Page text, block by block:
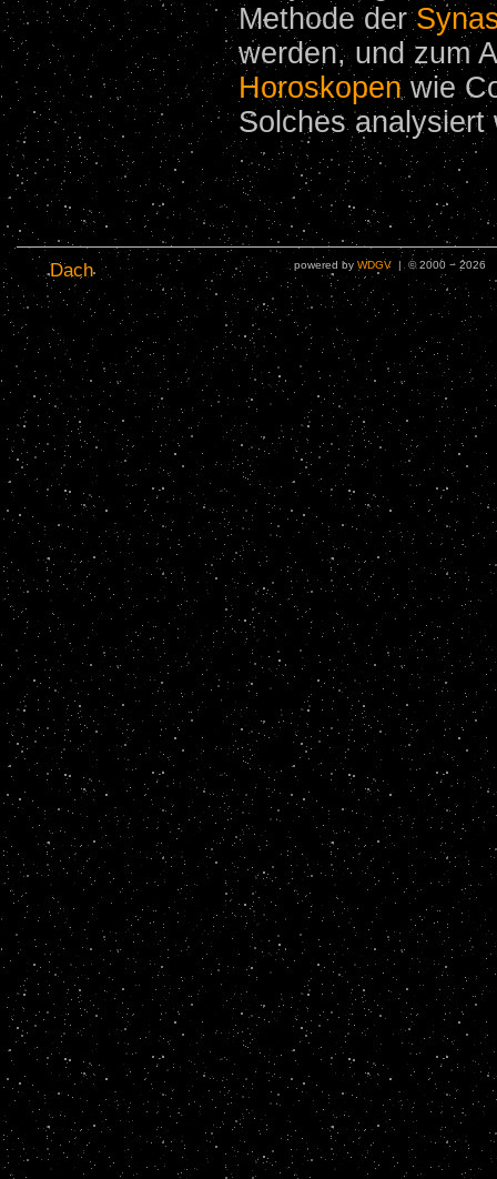
Methode der
werden, und zum
Horoskopenwie
Solches analysiert
Dach powered by WDGV | © 2000 − 2026